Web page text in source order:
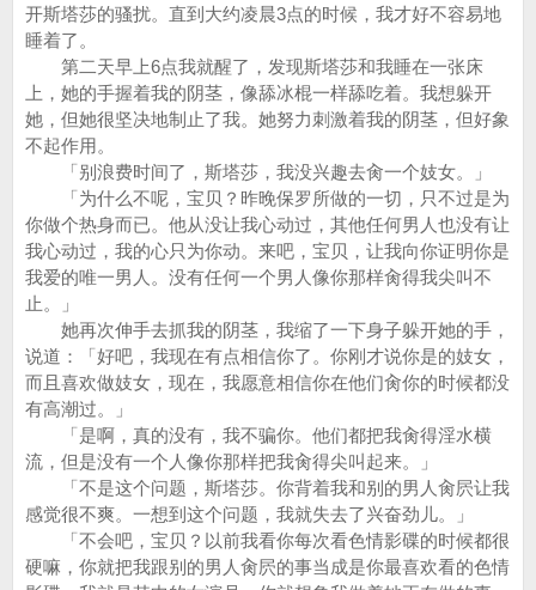
开斯塔莎的骚扰。直到大约凌晨3点的时候，我才好不容易地
睡着了。
第二天早上6点我就醒了，发现斯塔莎和我睡在一张床
上，她的手握着我的阴茎，像舔冰棍一样舔吃着。我想躲开
她，但她很坚决地制止了我。她努力刺激着我的阴茎，但好象
不起作用。
「别浪费时间了，斯塔莎，我没兴趣去肏一个妓女。」
「为什么不呢，宝贝？昨晚保罗所做的一切，只不过是为
你做个热身而已。他从没让我心动过，其他任何男人也没有让
我心动过，我的心只为你动。来吧，宝贝，让我向你证明你是
我爱的唯一男人。没有任何一个男人像你那样肏得我尖叫不
止。」
她再次伸手去抓我的阴茎，我缩了一下身子躲开她的手，
说道：「好吧，我现在有点相信你了。你刚才说你是的妓女，
而且喜欢做妓女，现在，我愿意相信你在他们肏你的时候都没
有高潮过。」
「是啊，真的没有，我不骗你。他们都把我肏得淫水横
流，但是没有一个人像你那样把我肏得尖叫起来。」
「不是这个问题，斯塔莎。你背着我和别的男人肏屄让我
感觉很不爽。一想到这个问题，我就失去了兴奋劲儿。」
「不会吧，宝贝？以前我看你每次看色情影碟的时候都很
硬嘛，你就把我跟别的男人肏屄的事当成是你最喜欢看的色情